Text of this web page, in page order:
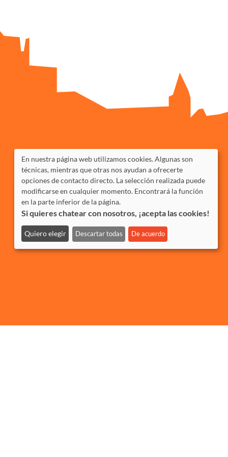
En nuestra página web utilizamos cookies. Algunas son
técnicas, mientras que otras nos ayudan a ofrecerte
opciones de contacto directo. La selección realizada puede
modificarse en cualquier momento. Encontrará la función
en la parte inferior de la página.
Si quieres chatear con nosotros, ¡acepta las cookies!
Quiero elegir Descartar todas De acuerdo